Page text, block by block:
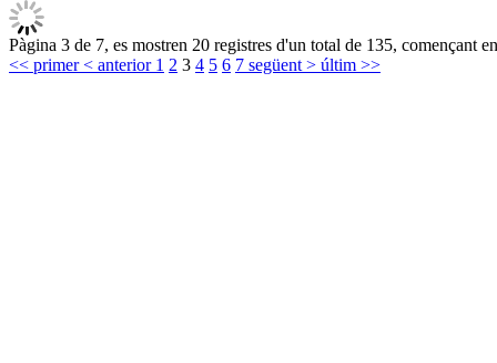
Pàgina 3 de 7, es mostren 20 registres d'un total de 135, començant
<< primer< anterior 1 2 3 4 5 6 7 següent > últim >>